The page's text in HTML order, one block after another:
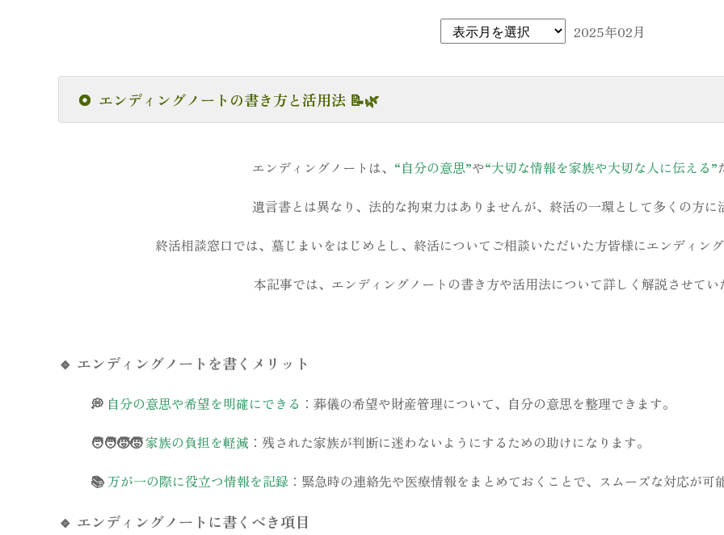
2025年02月
エンディングノートの書き方と活用法 📝🌿
エンディングノートは、 “自分の意思”や“大切な情報を家族や大切な人に伝える”
遺言書とは異なり、法的な拘束力はありませんが、終活の一環として多くの方に
終活相談窓口では、墓じまいをはじめとし、終活についてご相談いただいた方皆様にエンディン
本記事では、エンディングノートの書き方や活用法について詳しく解説させてい
🔹 エンディングノートを書くメリット
💭 自分の意思や希望を明確にできる ：葬儀の希望や財産管理について、自分の意思を整理できます。
🧑‍🧑‍🧒‍🧒家族の負担を軽減 ：残された家族が判断に迷わないようにするための助けになります。
📚万が一の際に役立つ情報を記録 ：緊急時の連絡先や医療情報をまとめておくことで、スムーズな対応が可
🔹 エンディングノートに書くべき項目